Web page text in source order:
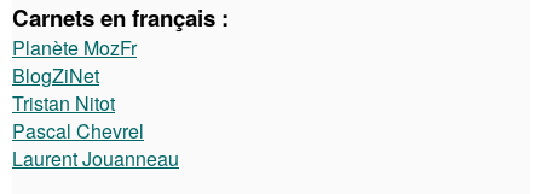
Carnets en français :
Planète MozFr
BlogZiNet
Tristan Nitot
Pascal Chevrel
Laurent Jouanneau